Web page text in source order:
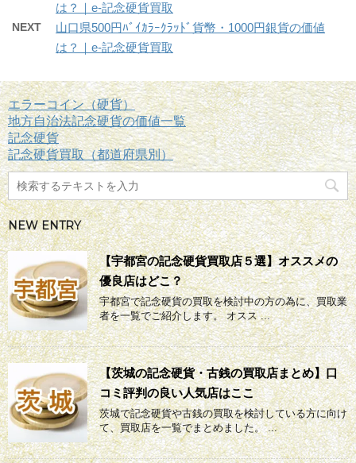
は？｜e-記念硬貨買取
NEXT
山口県500円ﾊﾞｲｶﾗｰｸﾗｯﾄﾞ貨幣・1000円銀貨の価値
は？｜e-記念硬貨買取
エラーコイン（硬貨）
地方自治法記念硬貨の価値一覧
記念硬貨
記念硬貨買取（都道府県別）
NEW ENTRY
【宇都宮の記念硬貨買取店５選】オススメの
優良店はどこ？
宇都宮で記念硬貨の買取を検討中の方の為に、買取業
者を一覧でご紹介します。 オスス ...
【茨城の記念硬貨・古銭の買取店まとめ】口
コミ評判の良い人気店はここ
茨城で記念硬貨や古銭の買取を検討している方に向け
て、買取店を一覧でまとめました。 ...